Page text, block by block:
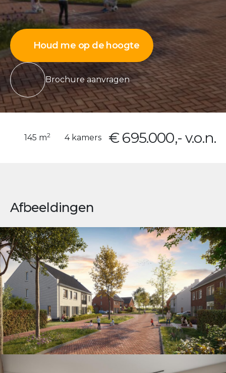
Houd me op de hoogte
Brochure aanvragen
145 m2 4 kamers € 695.000,- v.o.n.
Afbeeldingen